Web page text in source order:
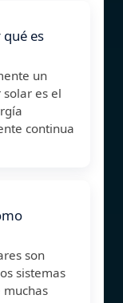
es
un
es el
continua
son
sistemas